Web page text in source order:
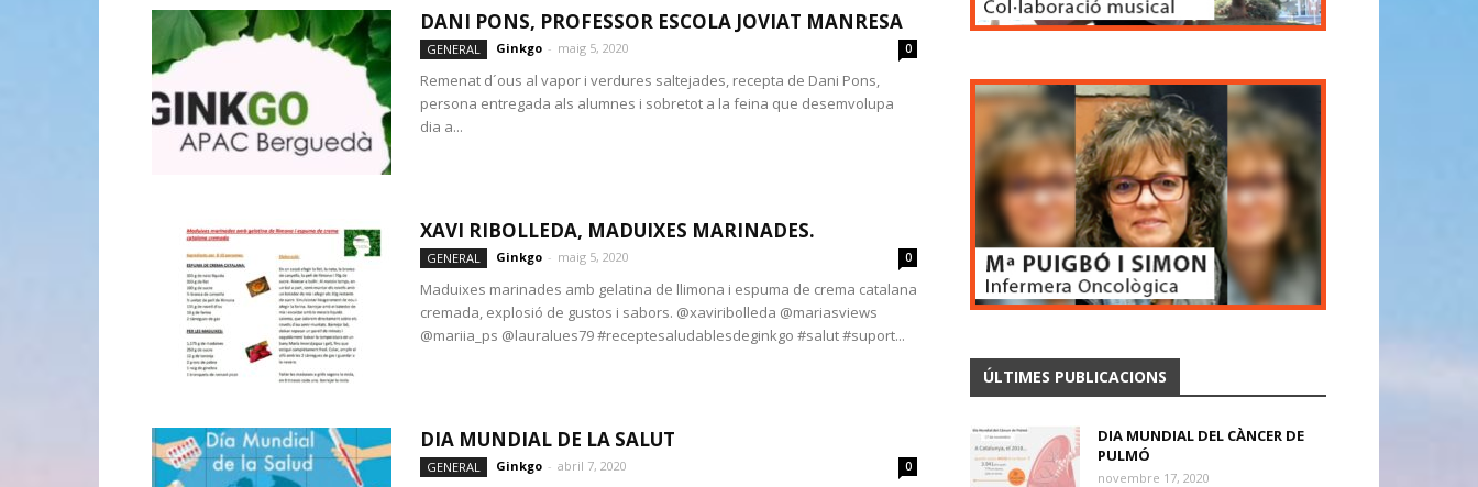
DANI PONS, PROFESSOR ESCOLA JOVIAT MANRESA
GENERAL Ginkgo - maig 5, 2020 0
Remenat d´ous al vapor i verdures saltejades, recepta de Dani Pons,
persona entregada als alumnes i sobretot a la feina que desemvolupa
dia a...
XAVI RIBOLLEDA, MADUIXES MARINADES.
GENERAL Ginkgo - maig 5, 2020 0
Maduixes marinades amb gelatina de llimona i espuma de crema catalana
cremada, explosió de gustos i sabors. @xaviribolleda @mariasviews
@mariia_ps @lauralues79 #receptesaludablesdeginkgo #salut #suport...
DIA MUNDIAL DE LA SALUT
GENERAL Ginkgo - abril 7, 2020 0
ÚLTIMES PUBLICACIONS
DIA MUNDIAL DEL CÀNCER DE
PULMÓ
novembre 17, 2020